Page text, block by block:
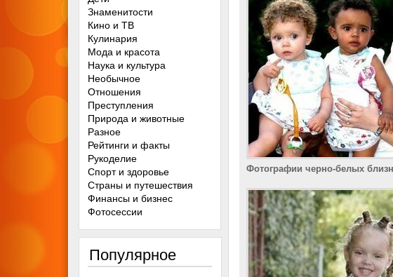
Фотографии черно-белых
Знаменитости
Кино и ТВ
Кулинария
Мода и красота
Наука и культура
Необычное
Отношения
Преступления
Природа и животные
Разное
Рейтинги и факты
Рукоделие
Спорт и здоровье
Страны и путешествия
Финансы и бизнес
Фотосессии
Популярное